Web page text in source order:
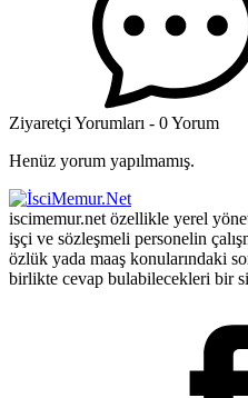
Ziyaretçi Yorumları - 0 Yorum
Henüz yorum yapılmamış.
iscimemur.net özellikle yerel
işçi ve sözleşmeli personelin
özlük yada maaş konularındaki
birlikte cevap bulabilecekleri bir